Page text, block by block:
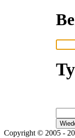
Copyright © 2005 -